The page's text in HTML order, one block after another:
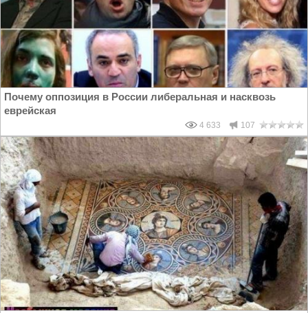
Почему оппозиция в России либеральная и насквозь
еврейская
4 633 107